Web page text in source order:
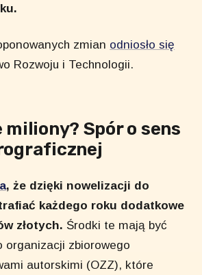
zmian odniosło się
Rozwoju i Technologii.
miliony? Spór o sens
, że dzięki nowelizacji do
każdego roku dodatkowe
złotych. Środki te mają być
organizacji zbiorowego
autorskimi (OZZ), które